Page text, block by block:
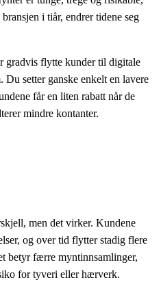
i tiår, endrer tidene seg
gradvis flytte kunder til digitale
Du setter ganske enkelt en lavere
får en liten rabatt når de
mindre kontanter.
men det virker. Kundene
og over tid flytter stadig flere
betyr færre myntinnsamlinger,
for tyveri eller hærverk.